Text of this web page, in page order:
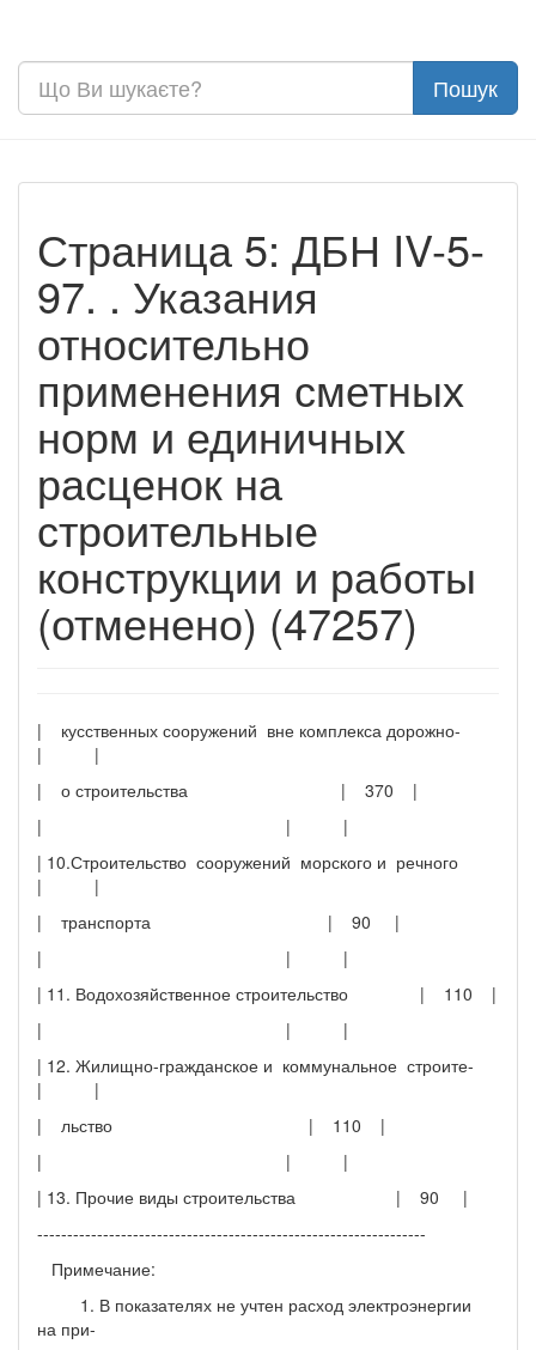
Страница 5: ДБН IV-5-
97. . Указания
относительно
применения сметных
норм и единичных
расценок на
строительные
конструкции и работы
(отменено) (47257)
| кусственных сооружений вне комплекса дорожно-
| |
| о строительства | 370 |
| | |
| 10.Строительство сооружений морского и речного
| |
| транспорта | 90 |
| | |
| 11. Водохозяйственное строительство | 110 |
| | |
| 12. Жилищно-гражданское и коммунальное строите-
| |
| льство | 110 |
| | |
| 13. Прочие виды строительства | 90 |
-----------------------------------------------------------------
Примечание:
1. В показателях не учтен расход электроэнергии
на при-